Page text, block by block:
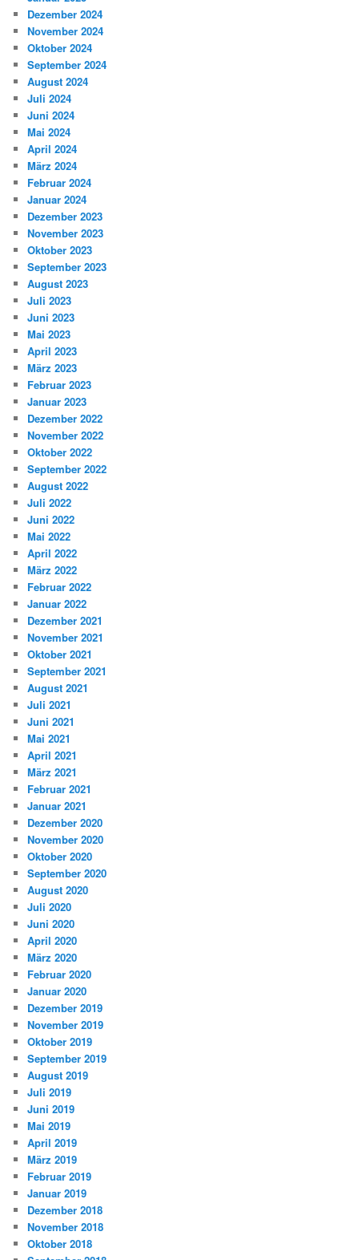
Dezember 2024
November 2024
Oktober 2024
September 2024
August 2024
Juli 2024
Juni 2024
Mai 2024
April 2024
März 2024
Februar 2024
Januar 2024
Dezember 2023
November 2023
Oktober 2023
September 2023
August 2023
Juli 2023
Juni 2023
Mai 2023
April 2023
März 2023
Februar 2023
Januar 2023
Dezember 2022
November 2022
Oktober 2022
September 2022
August 2022
Juli 2022
Juni 2022
Mai 2022
April 2022
März 2022
Februar 2022
Januar 2022
Dezember 2021
November 2021
Oktober 2021
September 2021
August 2021
Juli 2021
Juni 2021
Mai 2021
April 2021
März 2021
Februar 2021
Januar 2021
Dezember 2020
November 2020
Oktober 2020
September 2020
August 2020
Juli 2020
Juni 2020
April 2020
März 2020
Februar 2020
Januar 2020
Dezember 2019
November 2019
Oktober 2019
September 2019
August 2019
Juli 2019
Juni 2019
Mai 2019
April 2019
März 2019
Februar 2019
Januar 2019
Dezember 2018
November 2018
Oktober 2018